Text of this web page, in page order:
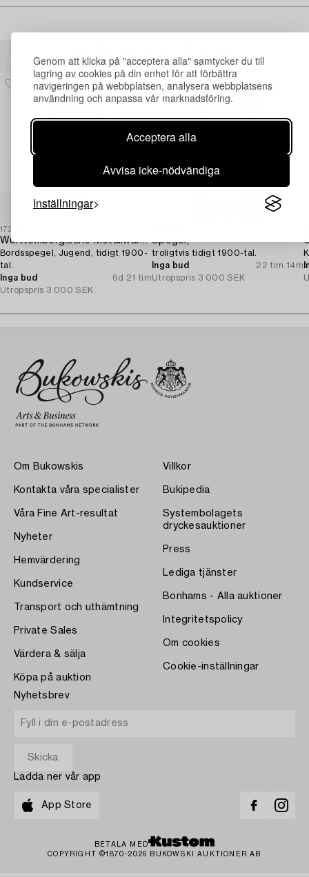
Genom att klicka på "acceptera alla" samtycker du till
lagring av cookies på din enhet för att förbättra
navigeringen på webbplatsen, analysera webbplatsens
användning och anpassa vår marknadsföring.
Acceptera alla
Avvisa icke-nödvändiga
Inställningar
1723517
Württembergische Metallwarenfabrik (WMF)
Bordsspegel, Jugend, tidigt 1900-
tal.
Inga bud
6d 21 tim
Utropspris 3 000 SEK
Spegel,
troligtvis tidigt 1900-tal.
Inga bud
22 tim 14m
Utropspris 3 000 SEK
Om Bukowskis
Kontakta våra specialister
Våra Fine Art-resultat
Nyheter
Hemvärdering
Kundservice
Transport och uthämtning
Private Sales
Värdera & sälja
Köpa på auktion
Villkor
Bukipedia
Systembolagets
dryckesauktioner
Press
Lediga tjänster
Bonhams - Alla auktioner
Integritetspolicy
Om cookies
Cookie-inställningar
Nyhetsbrev
Ladda ner vår app
App Store
BETALA MED
COPYRIGHT ©1870-2026 BUKOWSKI AUKTIONER AB